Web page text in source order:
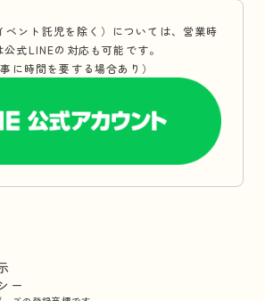
ベント託児を除く）については、営業時
公式LINEの対応も可能です。
事に時間を要する場合あり）
ー